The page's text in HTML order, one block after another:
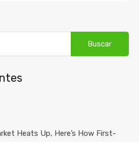
Heats Up, Here’s How First-